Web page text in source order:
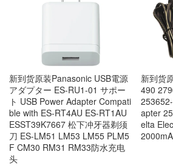
新到货原装Panasonic USB電源
アダプター ES-RU1-01 サポー
ト USB Power Adapter Compati
ble with ES-RT4AU ES-RT1AU
ESST39K7667 松下冲牙器剃须
刀 ES-LM51 LM53 LM55 PLM5
F CM30 RM31 RM33防水充电
头
新到货
490
apter
elta